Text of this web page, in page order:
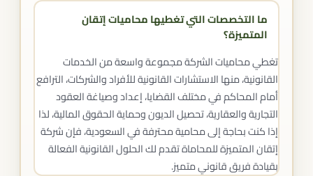
ما التخصصات التي تغطيها محاميات إتقان
المتميزة؟
تغطي محاميات الشركة مجموعة واسعة من الخدمات
القانونية، منها الاستشارات القانونية للأفراد والشركات، الترافع
أمام المحاكم في مختلف القضايا، إعداد وصياغة العقود
التجارية والعقارية، تحصيل الديون وحماية الحقوق المالية، لذا
إذا كنت بحاجة إلى محامية محترفة في السعودية، فإن شركة
إتقان المتميزة للمحاماة تقدم لك الحلول القانونية الفعالة
بقيادة فريق قانوني متميز.